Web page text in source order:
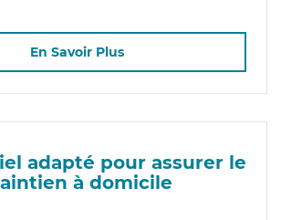
En Savoir Plus
adapté pour assurer le
à domicile